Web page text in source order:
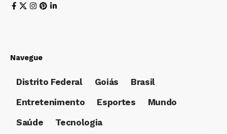
Navegue
Distrito Federal Goiás
Brasil
Entretenimento
Esportes
Mundo
Saúde
Tecnologia